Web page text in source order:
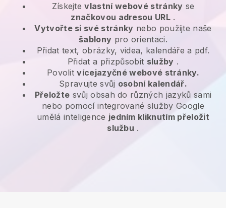
Získejtevlastní webové stránky se
značkovou adresou URL .
Vytvořte si své stránky nebo použijte naše
šablony pro orientaci.
Přidat text, obrázky, videa, kalendáře a pdf.
Přidat a přizpůsobit služby .
Povolitvícejazyčné webové stránky.
Spravujte svůj osobní kalendář.
Přeložte svůj obsah do různých jazyků sami
nebo pomocí integrované služby Google
umělá inteligence jedním kliknutím přeložit
službu .